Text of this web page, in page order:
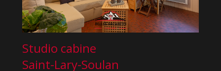
Studio cabine
Saint-Lary-Soulan